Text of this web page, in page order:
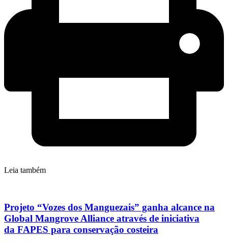
Leia também
Projeto “Vozes dos Manguezais” ganha alcance na
Global Mangrove Alliance através de iniciativa
da FAPES para conservação costeira